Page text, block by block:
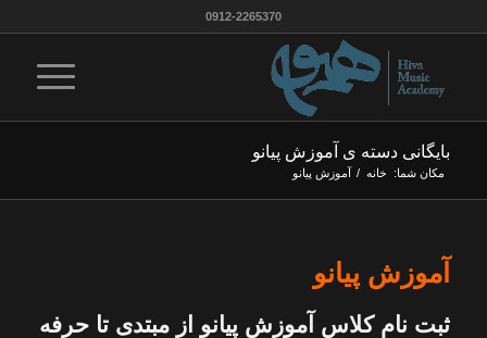
0912-2265370
بایگانی دسته ی آموزش پیانو
مکان شما: خانه / آموزش پیانو
آموزش پیانو
ثبت نام کلاس آموزش پیانو از مبتدی تا حرفه